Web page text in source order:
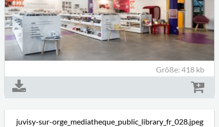
Größe: 418 kb
juvisy-sur-orge_mediatheque_public_library_fr_028.jpeg